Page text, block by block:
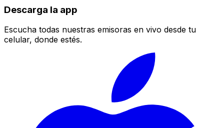
Descarga la app
Escucha todas nuestras emisoras en vivo desde tu
celular, donde estés.